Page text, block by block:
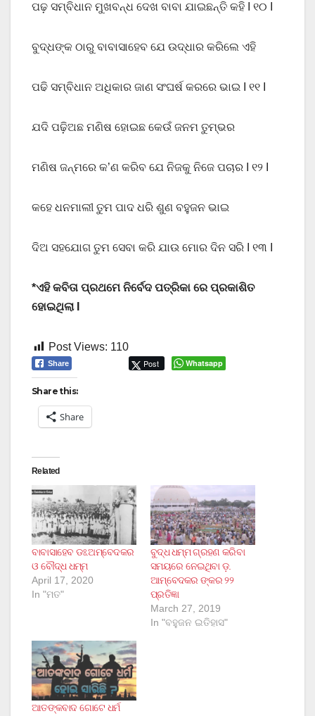
ପଢ଼ ସମ୍ବିଧାନ ମୁଖବନ୍ଧ ଦେଖ ବାବା ଯାଇଛନ୍ତି କହି I ୧୦ I
ବୁଦ୍ଧଙ୍କ ଠାରୁ ବାବାସାହେବ ଯେ ଉଦ୍ଧାର କରିଲେ ଏହି
ପଢି ସମ୍ବିଧାନ ଅଧିକାର ଜାଣ ସଂଘର୍ଷ କରରେ ଭାଇ I ୧୧ I
ଯଦି ପଢ଼ିଅଛ ମଣିଷ ହୋଇଛ କେଉଁ ଜନମ ତୁମ୍ଭର
ମଣିଷ ଜନ୍ମରେ କ’ଣ କରିବ ଯେ ନିଜକୁ ନିଜେ ପଚାର I ୧୨ I
କହେ ଧନମାଲୀ ତୁମ ପାଦ ଧରି ଶୁଣ ବହୁଜନ ଭାଇ
ଦିଅ ସହଯୋଗ ତୁମ ସେବା କରି ଯାଉ ମୋର ଦିନ ସରି I ୧୩ I
*ଏହି କବିତା ପ୍ରଥମେ ନିର୍ବେଦ ପତ୍ରିକା ରେ ପ୍ରକାଶିତ
ହୋଇଥିଲା I
Post Views: 110
Share Post Whatsapp
Share this:
Share
Related
ବାବାସାହେବ ଡଃ.ଅମ୍ବେଦକର
ଓ ବୌଦ୍ଧ ଧମ୍ମ
April 17, 2020
In "ମତ"
ବୁଦ୍ଧ ଧମ୍ମ ଗ୍ରହଣ କରିବା
ସମୟରେ ନେଇଥିବା ଡ଼.
ଆମ୍ବେଦକର ଙ୍କର ୨୨
ପ୍ରତିଜ୍ଞା
March 27, 2019
In "ବହୁଜନ ଇତିହାସ"
ଆତଙ୍କବାଦ ଗୋଟେ ଧର୍ମ